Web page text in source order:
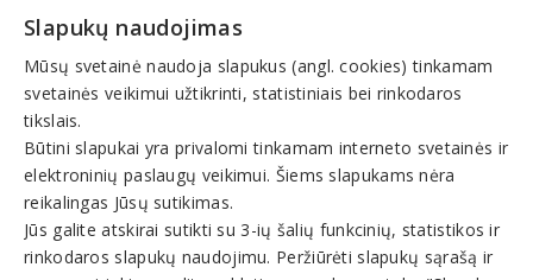
DIANEGA, MB - buhalterinė apskaita,
finansininko paslaugos, dirbame su B1
apskaitos programa Klaipėdos apskritis,
Lietuva
Naujoji g. 2, LT-90371, KULIŲ MSTL. KULIŲ SEN.
PLUNGĖS R.
+370 (614) 61580
Slapukų naudojimas
Mūsų svetainė naudoja slapukus (angl. cookies) tinkamam
svetainės veikimui užtikrinti, statistiniais bei rinkodaros
tikslais.
Būtini slapukai yra privalomi tinkamam interneto svetainės ir
elektroninių paslaugų veikimui. Šiems slapukams nėra
reikalingas Jūsų sutikimas.
Jūs galite atskirai sutikti su 3-ių šalių funkcinių, statistikos ir
rinkodaros slapukų naudojimu. Peržiūrėti slapukų sąrašą ir